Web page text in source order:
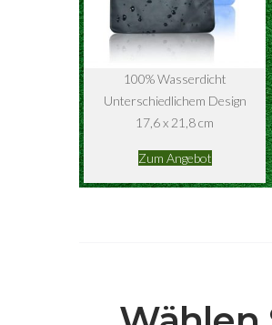
100% Wasserdicht
Unterschiedlichem Design
17,6 x 21,8 cm
Zum Angebot